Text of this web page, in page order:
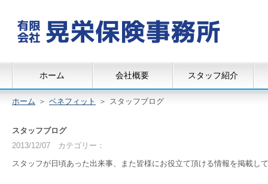
ホーム 会社概要 スタッフ紹介
ホーム ＞ ベネフィット ＞ スタッフブログ
スタッフブログ
2013/12/07
カテゴリー：
スタッフが日頃あった出来事、また皆様にお役立て頂ける情報を掲載し